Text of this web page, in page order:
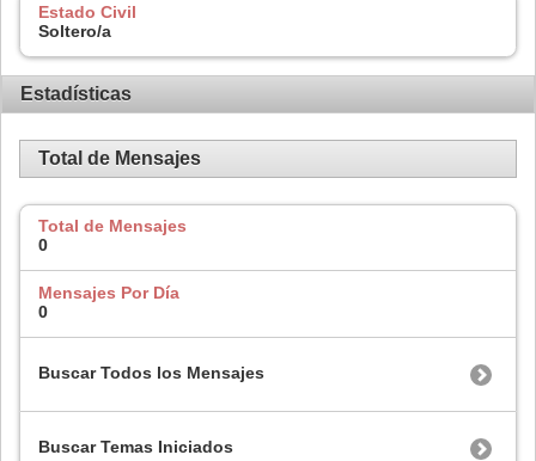
Estado Civil
Soltero/a
Estadísticas
Total de Mensajes
Total de Mensajes
0
Mensajes Por Día
0
Buscar Todos los Mensajes
Buscar Temas Iniciados